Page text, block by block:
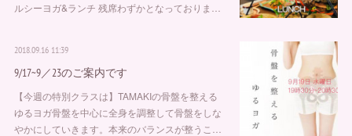
ルシーヨガ&ランチ 残席わずかとなっておりま…
2018.09.16 11:39
9/17~9／23のご案内です
【今週の特別クラスは】TAMAKIの骨盤を整える
ゆるヨガ骨盤を中心に全身を調整して骨盤をしな
やかにしていきます。本来のバランスが整うこ…